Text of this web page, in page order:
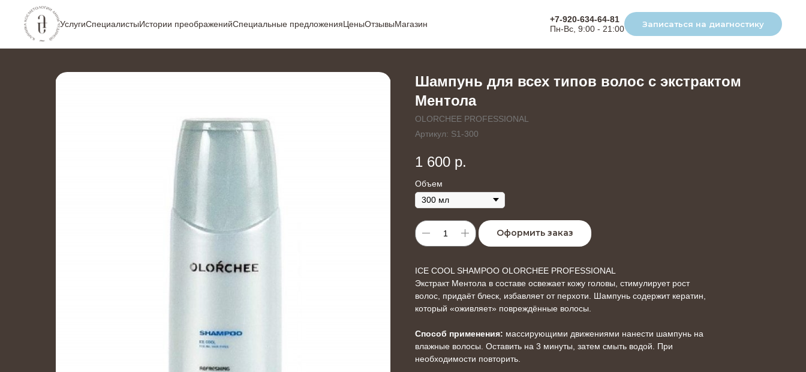
УслугиСпециалистыИстории преображенийСпециальные предложенияЦеныОтзывыМагазин
+7-920-634-64-81
Пн-Вс, 9:00 - 21:00
Записаться на диагностику
Шампунь для всех типов волос с экстрактом
Ментола
OLORCHEE PROFESSIONAL
Артикул: S1-300
1 600 р.
Объем
Оформить заказ
ICE COOL SHAMPOO OLORCHEE PROFESSIONAL
Экстракт Ментола в составе освежает кожу головы, стимулирует рост
волос, придаёт блеск, избавляет от перхоти. Шампунь содержит кератин,
который «оживляет» повреждённые волосы.
Способ применения: массирующими движениями нанести шампунь на
влажные волосы. Оставить на 3 минуты, затем смыть водой. При
необходимости повторить.